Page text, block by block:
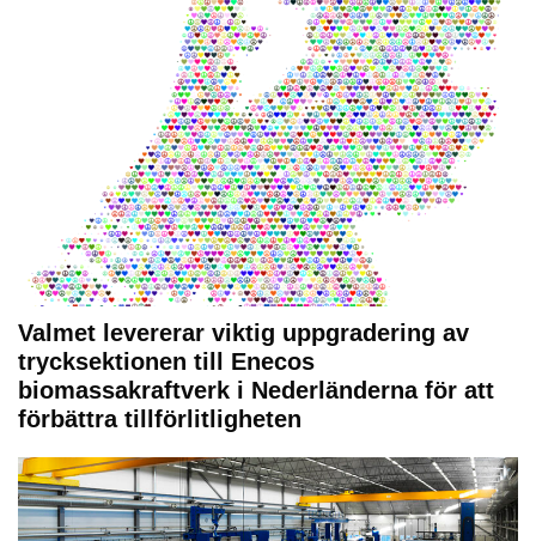
Valmet levererar viktig uppgradering av
trycksektionen till Enecos
biomassakraftverk i Nederländerna för att
förbättra tillförlitligheten